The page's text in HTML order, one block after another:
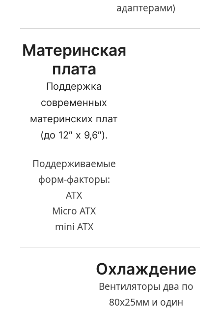
адаптерами)
Материнская
плата
Поддержка
современных
материнских плат
(до 12″ x 9,6″).
Поддерживаемые
форм-факторы:
ATX
Micro ATX
mini ATX
Охлаждение
Вентиляторы два по
80х25мм и один